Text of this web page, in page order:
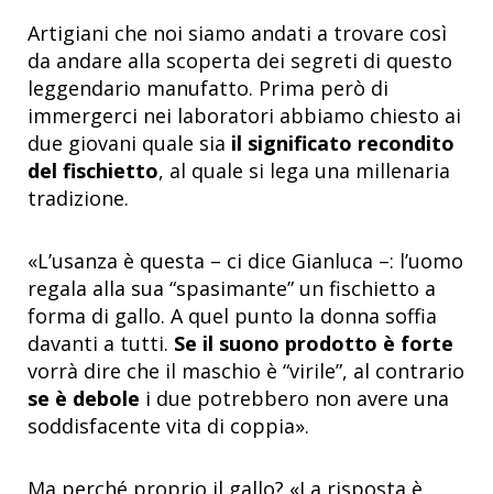
Artigiani che noi siamo andati a trovare così
da andare alla scoperta dei segreti di questo
leggendario manufatto. Prima però di
immergerci nei laboratori abbiamo chiesto ai
due giovani quale sia il significato recondito
del fischietto, al quale si lega una millenaria
tradizione.
«L’usanza è questa – ci dice Gianluca –: l’uomo
regala alla sua “spasimante” un fischietto a
forma di gallo. A quel punto la donna soffia
davanti a tutti. Se il suono prodotto è forte
vorrà dire che il maschio è “virile”, al contrario
se è debole i due potrebbero non avere una
soddisfacente vita di coppia».
Ma perché proprio il gallo? «La risposta è